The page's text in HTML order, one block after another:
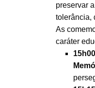
preservar
tolerância,
As
caráter
15h00